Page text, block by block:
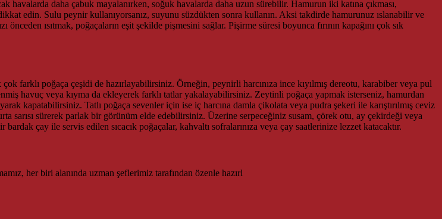
havalarda daha çabuk mayalanırken, soğuk havalarda daha uzun sürebilir. Hamurun iki katına çıkması,
edin. Sulu peynir kullanıyorsanız, suyunu süzdükten sonra kullanın. Aksi takdirde hamurunuz ıslanabilir ve
önceden ısıtmak, poğaçaların eşit şekilde pişmesini sağlar. Pişirme süresi boyunca fırının kapağını çok sık
poğaça çeşidi de hazırlayabilirsiniz. Örneğin, peynirli harcınıza ince kıyılmış dereotu, karabiber veya pul
havuç veya kıyma da ekleyerek farklı tatlar yakalayabilirsiniz. Zeytinli poğaça yapmak isterseniz, hamurdan
kapatabilirsiniz. Tatlı poğaça sevenler için ise iç harcına damla çikolata veya pudra şekeri ile karıştırılmış ceviz
sarısı sürerek parlak bir görünüm elde edebilirsiniz. Üzerine serpeceğiniz susam, çörek otu, ay çekirdeği veya
çay ile servis edilen sıcacık poğaçalar, kahvaltı sofralarınıza veya çay saatlerinize lezzet katacaktır.
her biri alanında uzman şeflerimiz tarafından özenle hazırl